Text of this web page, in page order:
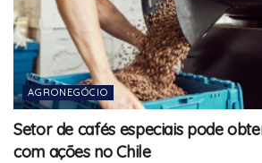
AGRONEGÓCIO
Setor de cafés especiais pode
com ações no Chile